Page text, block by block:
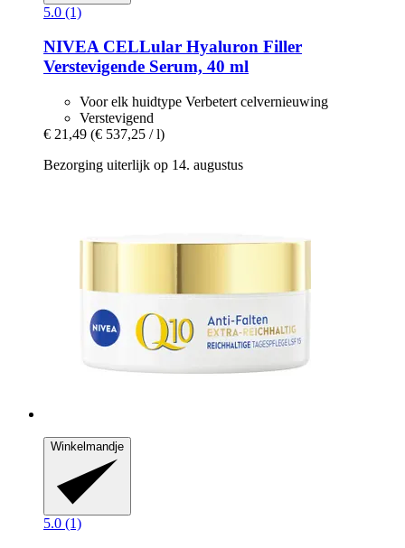
5.0 (1)
NIVEACELLular Hyaluron Filler
Verstevigende Serum, 40 ml
Voor elk huidtype Verbetert celvernieuwing
Verstevigend
€ 21,49 (€ 537,25 / l)
Bezorging uiterlijk op 14. augustus
Winkelmandje
5.0 (1)